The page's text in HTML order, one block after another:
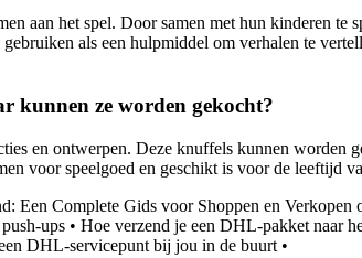
aan het spel. Door samen met hun kinderen
als een hulpmiddel om verhalen te
kunnen ze worden gekocht?
en ontwerpen. Deze knuffels kunnen worden
voor speelgoed en geschikt is voor de leeftijd
Een Complete Gids voor Shoppen en Verkopen
ups • Hoe verzend je een DHL-pakket naar
DHL-servicepunt bij jou in de buurt •